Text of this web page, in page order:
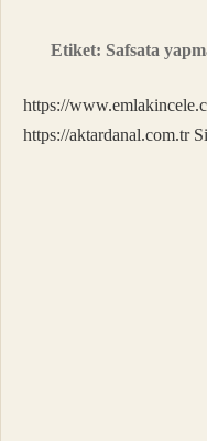
Etiket: Safsata
https://
https://aktardanal.com.tr